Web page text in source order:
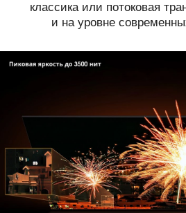
классика или потоковая
и на уровне